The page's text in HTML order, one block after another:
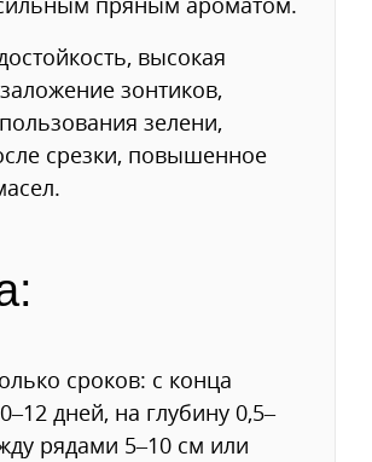
высокая
зонтиков,
зелени,
срезки, повышенное
сроков: с конца
дней, на глубину 0,5–
рядами 5–10 см или